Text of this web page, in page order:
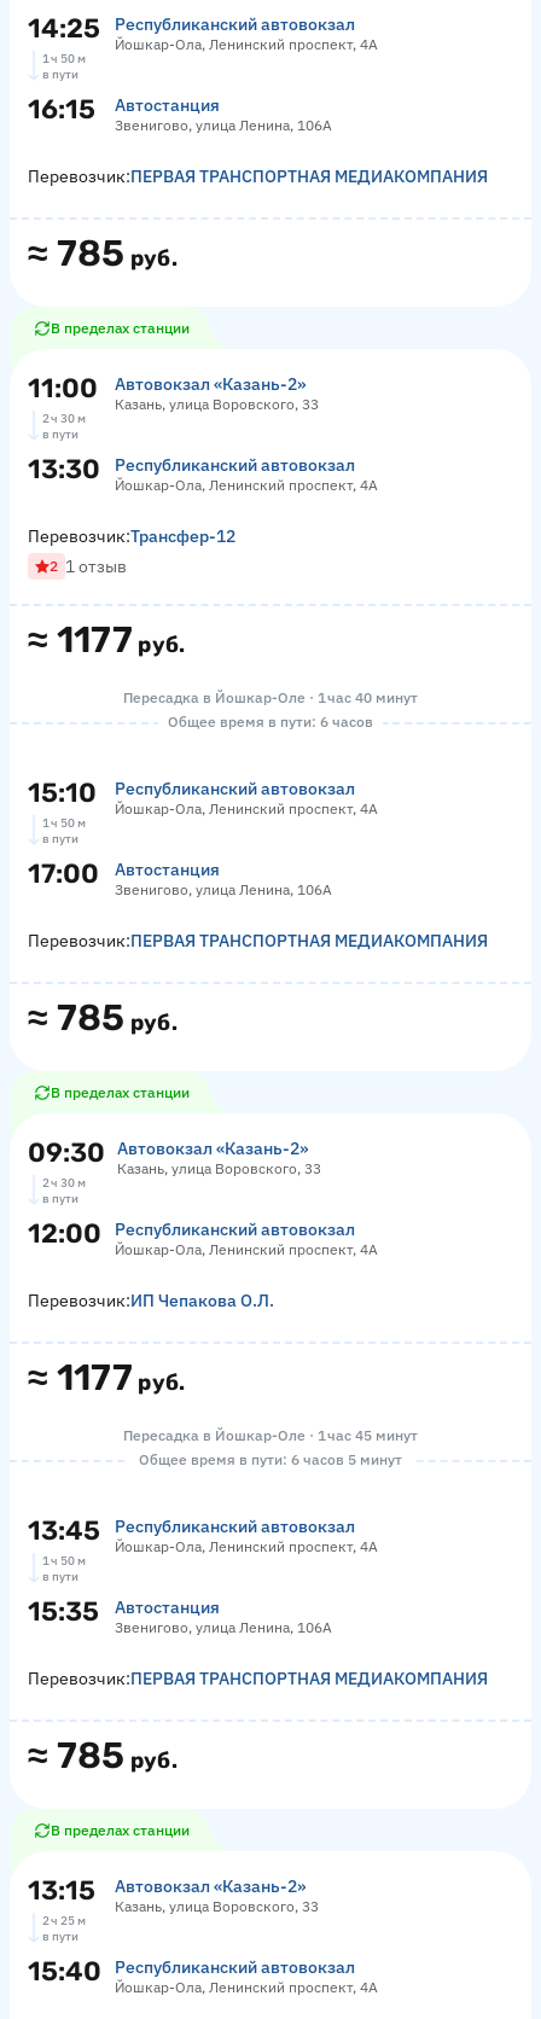
14:25 Республиканский автовокзал
Йошкар-Ола, Ленинский проспект, 4А
1 ч 50 м
в пути
16:15 Автостанция
Звенигово, улица Ленина, 106А
≈ 785 руб.
Перевозчик:ПЕРВАЯ ТРАНСПОРТНАЯ МЕДИАКОМПАНИЯ
В пределах станции
11:00 Автовокзал «‎Казань-2»
Казань, улица Воровского, 33
2 ч 30 м
в пути
13:30 Республиканский автовокзал
Йошкар-Ола, Ленинский проспект, 4А
≈ 1177 руб.
Перевозчик:Трансфер-12
2 1 отзыв
Пересадка в Йошкар-Оле · 1 час 40 минут
Общее время в пути: 6 часов
15:10 Республиканский автовокзал
Йошкар-Ола, Ленинский проспект, 4А
1 ч 50 м
в пути
17:00 Автостанция
Звенигово, улица Ленина, 106А
≈ 785 руб.
Перевозчик:ПЕРВАЯ ТРАНСПОРТНАЯ МЕДИАКОМПАНИЯ
В пределах станции
09:30 Автовокзал «‎Казань-2»
Казань, улица Воровского, 33
2 ч 30 м
в пути
12:00 Республиканский автовокзал
Йошкар-Ола, Ленинский проспект, 4А
≈ 1177 руб.
Перевозчик:ИП Чепакова О.Л.
Пересадка в Йошкар-Оле · 1 час 45 минут
Общее время в пути: 6 часов 5 минут
13:45 Республиканский автовокзал
Йошкар-Ола, Ленинский проспект, 4А
1 ч 50 м
в пути
15:35 Автостанция
Звенигово, улица Ленина, 106А
≈ 785 руб.
Перевозчик:ПЕРВАЯ ТРАНСПОРТНАЯ МЕДИАКОМПАНИЯ
В пределах станции
13:15 Автовокзал «‎Казань-2»
Казань, улица Воровского, 33
2 ч 25 м
в пути
15:40 Республиканский автовокзал
Йошкар-Ола, Ленинский проспект, 4А